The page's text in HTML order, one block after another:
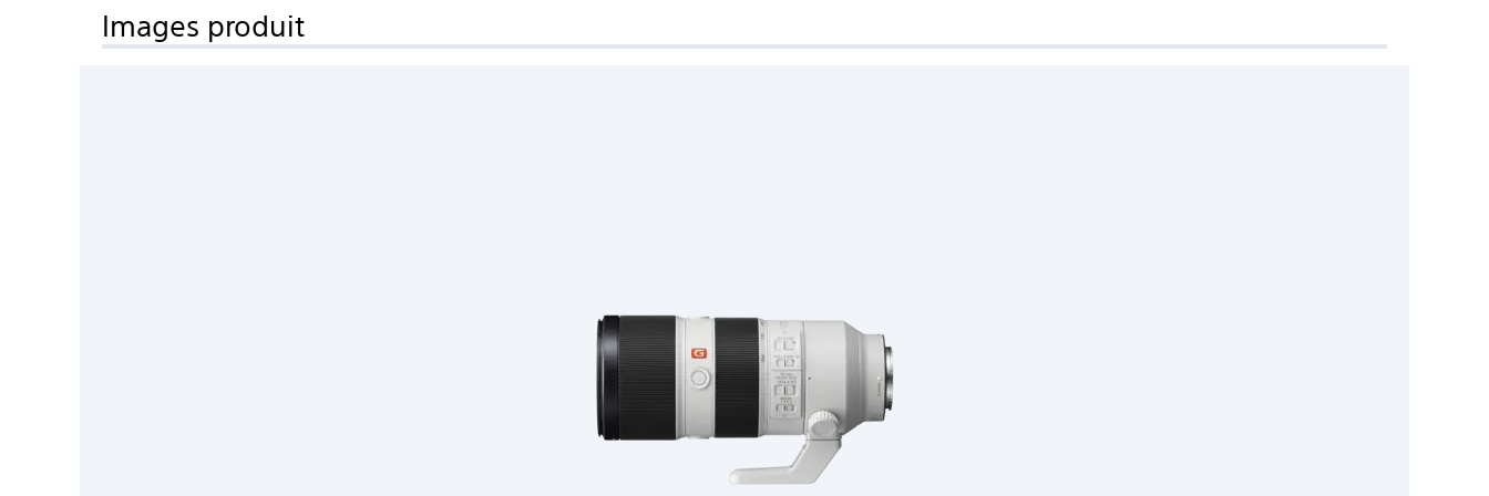
Couleur: Blanc
MARQUE: SONY
Images produit